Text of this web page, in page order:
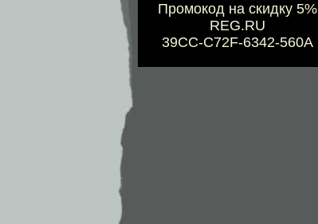
Промокод на скидку 5%
REG.RU
39CC-C72F-6342-560A